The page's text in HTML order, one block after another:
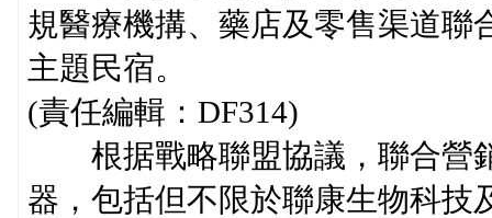
規醫療機搆、藥店及零售渠道聯
主題民宿。
(責任編輯：DF314)
根据戰略聯盟協議，聯合營
器，包括但不限於聯康生物科技